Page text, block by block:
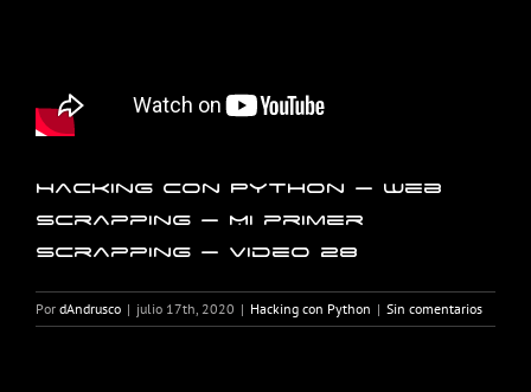
Hacking con Python – Web
Scrapping – Mi primer
Scrapping – Video 28
Por dAndrusco | julio 17th, 2020 | Hacking con Python | Sin comentarios